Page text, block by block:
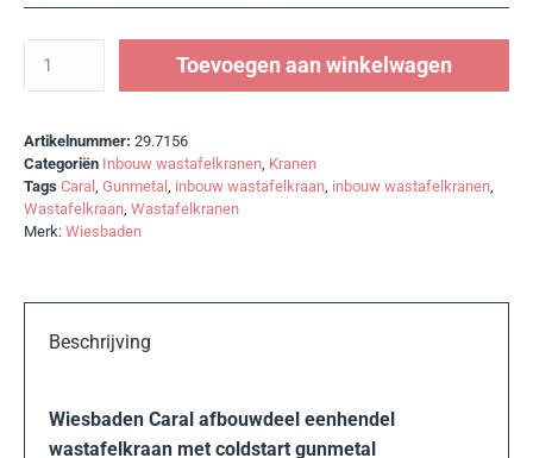
Toevoegen aan winkelwagen
Artikelnummer: 29.7156
Categoriën Inbouw wastafelkranen Kranen
Tags Caral Gunmetal inbouw wastafelkraan inbouw wastafelkranen
Wastafelkraan Wastafelkranen
Merk: Wiesbaden
Beschrijving
Wiesbaden Caral afbouwdeel eenhendel
wastafelkraan met coldstart gunmetal